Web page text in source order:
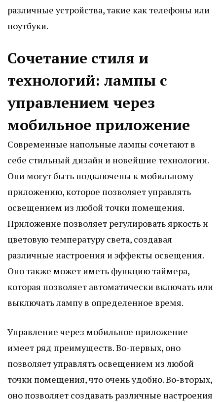
различные устройства, такие как телефоны или
ноутбуки.
Сочетание стиля и
технологий: лампы с
управлением через
мобильное приложение
Современные напольные лампы сочетают в
себе стильный дизайн и новейшие технологии.
Они могут быть подключены к мобильному
приложению, которое позволяет управлять
освещением из любой точки помещения.
Приложение позволяет регулировать яркость и
цветовую температуру света, создавая
различные настроения и эффекты освещения.
Оно также может иметь функцию таймера,
которая позволяет автоматически включать или
выключать лампу в определенное время.
Управление через мобильное приложение
имеет ряд преимуществ. Во-первых, оно
позволяет управлять освещением из любой
точки помещения, что очень удобно. Во-вторых,
оно позволяет создавать различные настроения